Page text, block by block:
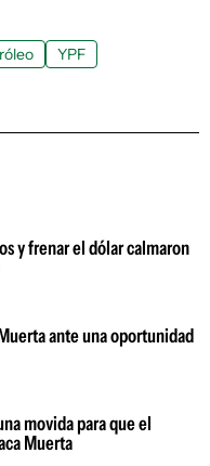
YPF
y frenar el dólar calmaron
ante una oportunidad
movida para que el
Muerta